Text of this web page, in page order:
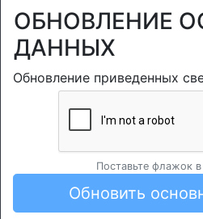
ОБНОВЛЕНИЕ
ДАННЫХ
Обновление приведенных
Поставьте флажок в
Обновить